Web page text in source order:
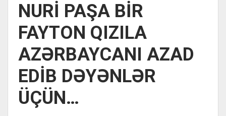
NURİ PAŞA BİR
FAYTON QIZILA
AZƏRBAYCANI AZAD
EDİB DƏYƏNLƏR
ÜÇÜN…